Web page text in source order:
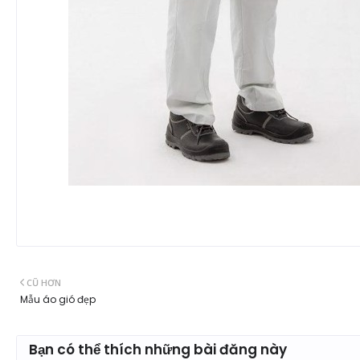
CŨ HƠN
Mẫu áo gió đẹp
Bạn có thể thích những bài đăng này